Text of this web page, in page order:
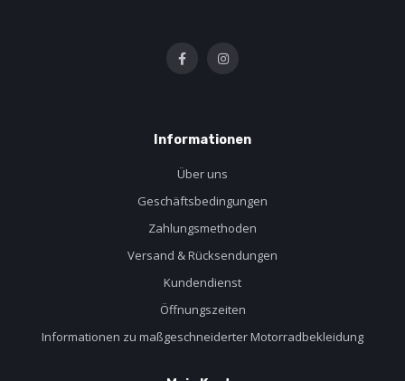
Informationen
Über uns
Geschäftsbedingungen
Zahlungsmethoden
Versand & Rücksendungen
Kundendienst
Öffnungszeiten
Informationen zu maßgeschneiderter Motorradbekleidung